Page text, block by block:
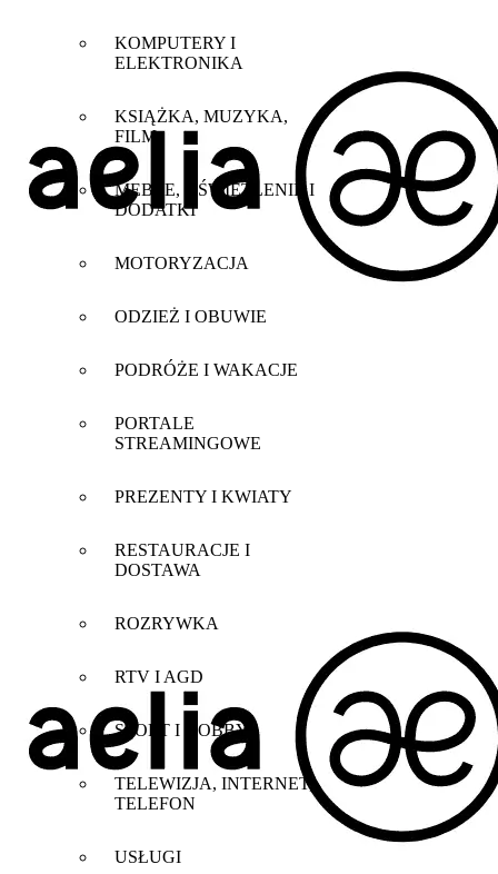
KOMPUTERY I
ELEKTRONIKA
KSIĄŻKA, MUZYKA,
FILM
MEBLE, OŚWIETLENIE I
DODATKI
MOTORYZACJA
ODZIEŻ I OBUWIE
PODRÓŻE I WAKACJE
PORTALE
STREAMINGOWE
PREZENTY I KWIATY
RESTAURACJE I
DOSTAWA
ROZRYWKA
RTV I AGD
SPORT I HOBBY
TELEWIZJA, INTERNET,
TELEFON
USŁUGI